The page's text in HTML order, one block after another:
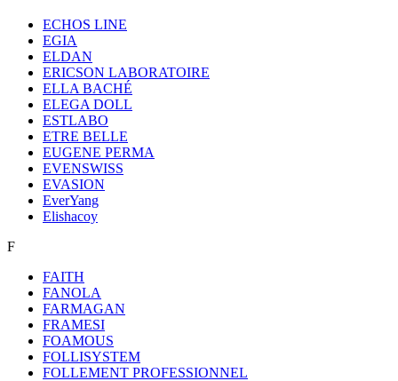
ECHOS LINE
EGIA
ELDAN
ERICSON LABORATOIRE
ELLA BACHÉ
ELEGA DOLL
ESTLABO
ETRE BELLE
EUGENE PERMA
EVENSWISS
EVASION
EverYang
Elishacoy
F
FAITH
FANOLA
FARMAGAN
FRAMESI
FOAMOUS
FOLLISYSTEM
FOLLEMENT PROFESSIONNEL